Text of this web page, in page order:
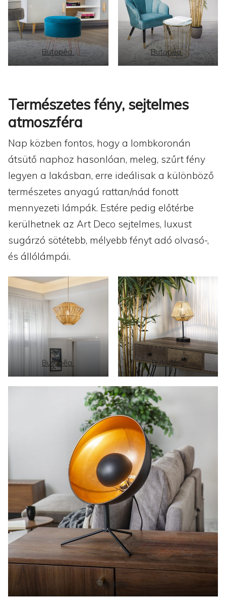
Butopêa Butopêa
Természetes fény, sejtelmes
atmoszféra
Nap közben fontos, hogy a lombkoronán
átsütő naphoz hasonlóan, meleg, szűrt fény
legyen a lakásban, erre ideálisak a különböző
természetes anyagú rattan/nád fonott
mennyezeti lámpák. Estére pedig előtérbe
kerülhetnek az Art Deco sejtelmes, luxust
sugárzó sötétebb, mélyebb fényt adó olvasó-,
és állólámpái.
Butopêa Butopêa
Butopêa